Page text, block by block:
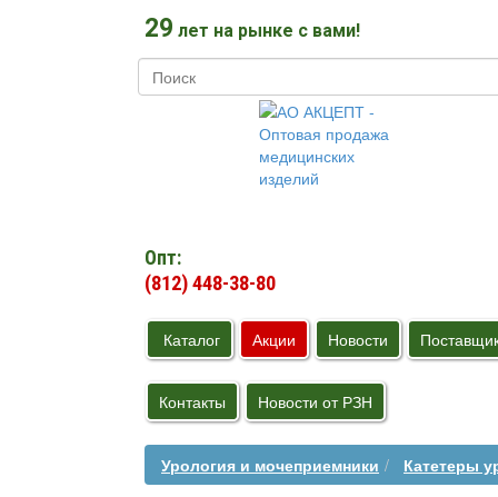
29 лет на рынке с вами!
Опт:
(812) 448-38-80
Каталог Акции Новости
Контакты Новости от РЗН
Урология и мочеприемники Катетеры